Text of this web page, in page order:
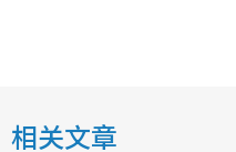
相关文章